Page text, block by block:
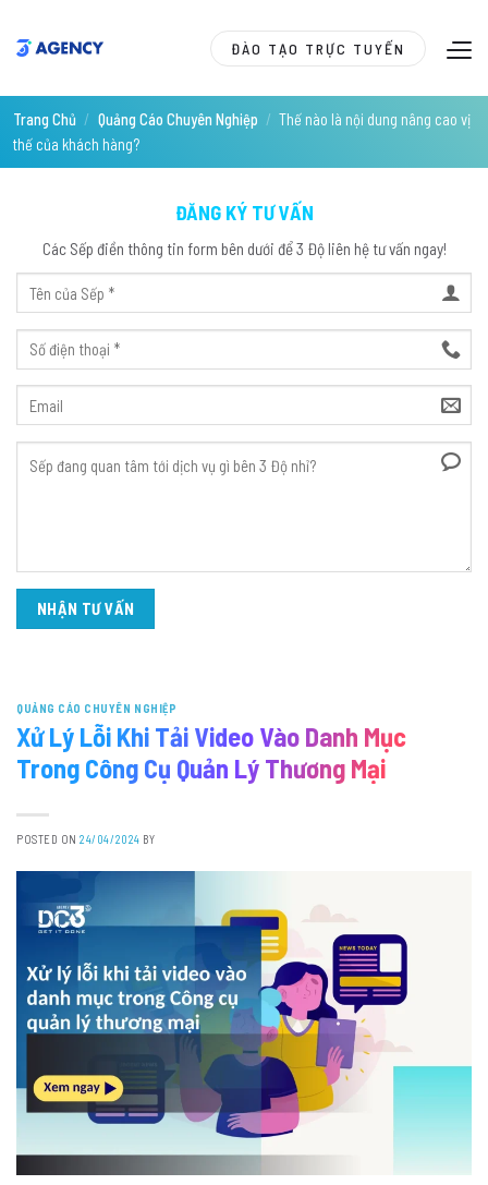
ĐÀO TẠO TRỰC TUYẾN
Trang Chủ / Quảng Cáo Chuyên Nghiệp / Thế nào là nội dung nâng cao vị
thế của khách hàng?
QUẢNG CÁO CHUYÊN NGHIỆP
Xử Lý Lỗi Khi Tải Video Vào Danh Mục
Trong Công Cụ Quản Lý Thương Mại
POSTED ON24/04/2024 BY
ĐĂNG KÝ TƯ VẤN
Các Sếp điền thông tin form bên dưới để 3 Độ liên hệ tư vấn ngay!